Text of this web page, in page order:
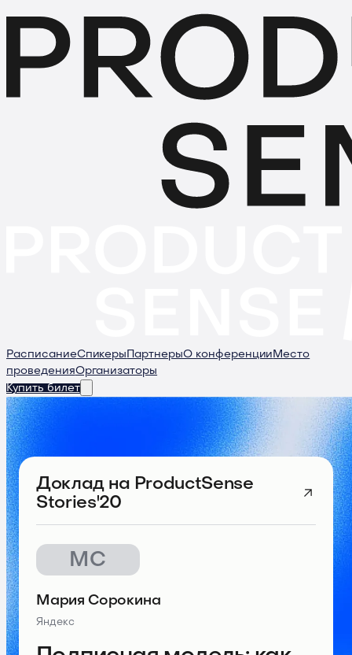
РасписаниеСпикеры ПартнерыО конференции Место
проведенияОрганизаторы
Купить билет
Доклад на ProductSense
Stories'20
МС
Мария Сорокина
Яндекс